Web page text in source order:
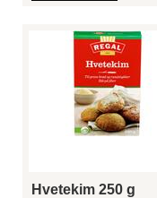
Hvetekim 250 g